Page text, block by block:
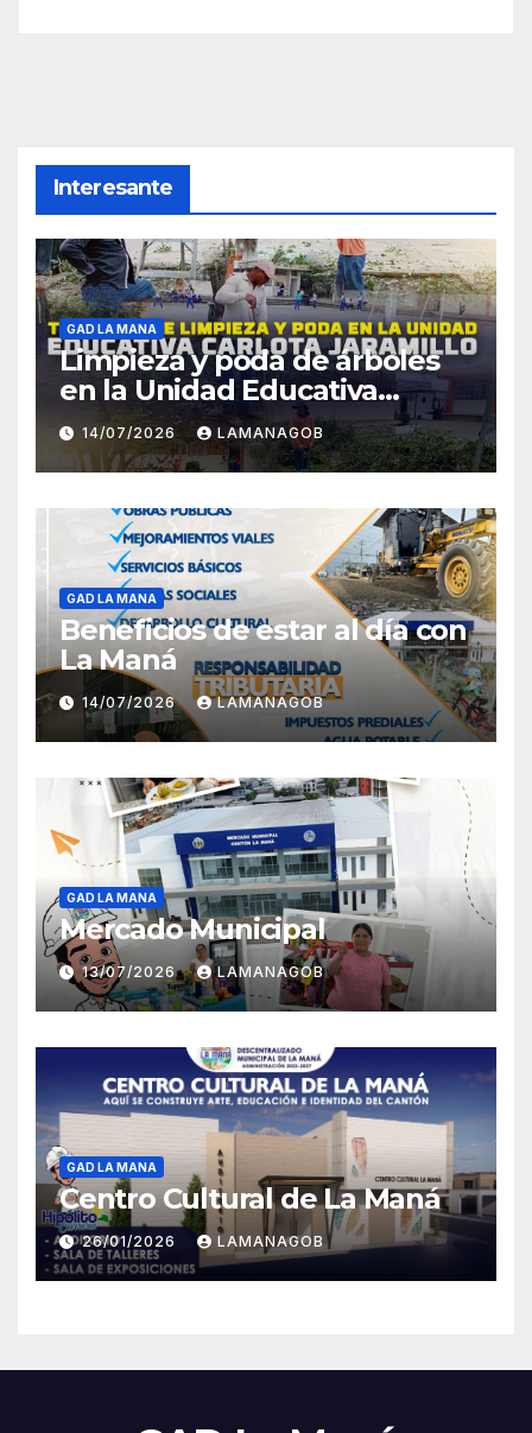
Interesante
GAD LA MANA
Limpieza y poda de árboles
en la Unidad Educativa
Carlota Jaramillo
14/07/2026 LAMANAGOB
GAD LA MANA
Beneficios de estar al día con
La Maná
14/07/2026 LAMANAGOB
GAD LA MANA
Mercado Municipal
13/07/2026 LAMANAGOB
GAD LA MANA
Centro Cultural de La Maná
26/01/2026 LAMANAGOB